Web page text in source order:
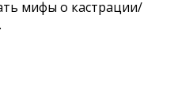
мифы о кастрации/